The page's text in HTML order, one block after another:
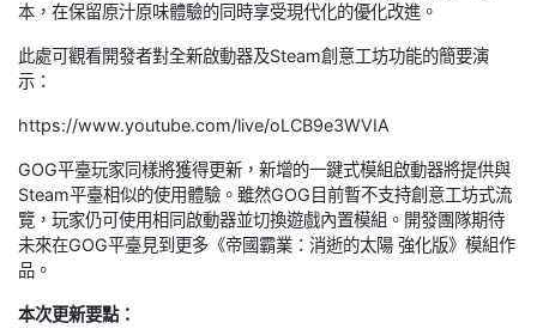
本，在保留原汁原味體驗的同時享受現代化的優化改進。
此處可觀看開發者對全新啟動器及Steam創意工坊功能的簡要演
示：
https://www.youtube.com/live/oLCB9e3WVIA
GOG平臺玩家同樣將獲得更新，新增的一鍵式模組啟動器將提供與
Steam平臺相似的使用體驗。雖然GOG目前暫不支持創意工坊式流
覽，玩家仍可使用相同啟動器並切換遊戲內置模組。開發團隊期待
未來在GOG平臺見到更多《帝國霸業：消逝的太陽 強化版》模組作
品。
本次更新要點：